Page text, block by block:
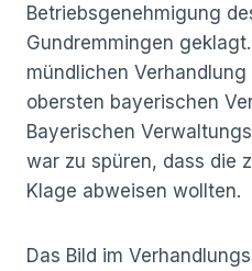
Betriebsgenehmigung
Gundremmingen
mündlichen Verhandlung
obersten bayerischen
Bayerischen
war zu spüren, dass die
Klage abweisen wollten.
Das Bild im